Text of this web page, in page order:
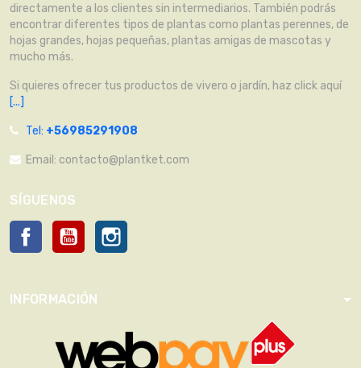
directamente a los clientes sin intermediarios. También podrás
encontrar diferentes tipos de plantas como plantas perennes, de
hojas grandes, hojas pequeñas, plantas amigas de mascotas y
mucho más.
Si quieres ofrecer tus productos de vivero o jardín, haz click aquí
[...]
Tel: +56985291908
Email: contacto@plantket.com
SÍGUENOS
Facebook YouTube
INFORMACIÓN